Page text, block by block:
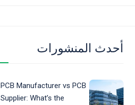
أحدث المنشورات
PCB Manufacturer vs PCB
Supplier: What’s the